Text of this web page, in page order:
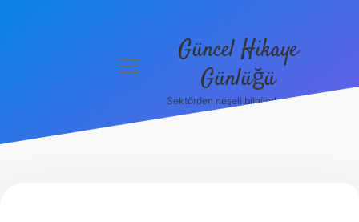
menüyü
Güncel Hikaye
Günlüğü
Sektörden neşeli bilgilerle tanış!